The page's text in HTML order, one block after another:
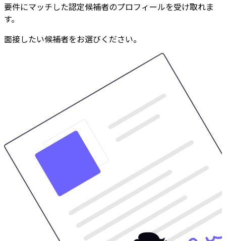
要件にマッチした認定候補者のプロフィールを受け取れま
す。
面接したい候補者をお選びください。